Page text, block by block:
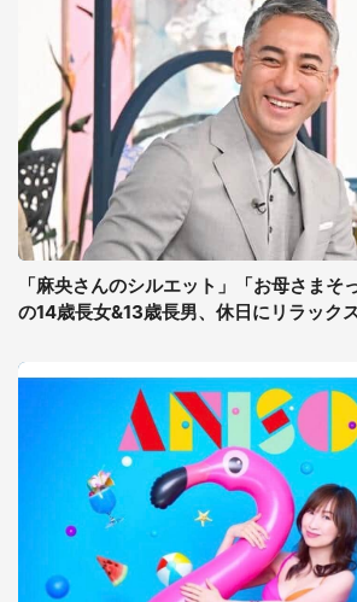
「麻央さんのシルエット」「お母さまそ
の14歳長女&13歳長男、休日にリラック